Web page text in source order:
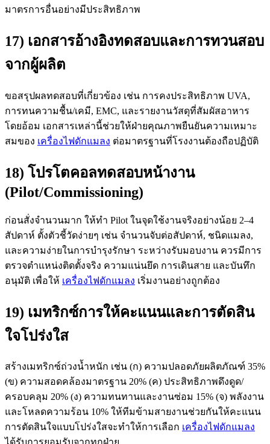
มาตรการอื่นอย่างมีประสิทธิภาพ
17) เอกสารอ้างอิงทดสอบและการทวนสอบ
จากผู้ผลิต
ขอสรุปผลทดสอบที่เกี่ยวข้อง เช่น การคงประสิทธิภาพ UVA,
การทนความชื้น/เคมี, EMC, และรายงานวัสดุที่สัมผัสอาหาร
โดยอ้อม เอกสารเหล่านี้ช่วยให้ฝ่ายคุณภาพยืนยันความเหมาะ
สมของ เครื่องไฟดักแมลง ต่อมาตรฐานที่โรงงานต้องถือปฏิบัติ
18) โปรโตคอลทดสอบหน้างาน
(Pilot/Commissioning)
ก่อนสั่งจำนวนมาก ให้ทำ Pilot ในจุดใช้งานจริงอย่างน้อย 2–4
สัปดาห์ ตั้งตัวชี้วัดง่ายๆ เช่น จำนวนจับต่อสัปดาห์, ชนิดแมลง,
และความง่ายในการบำรุงรักษา ระหว่างรับมอบงาน ควรมีการ
ตรวจตำแหน่งติดตั้งจริง ความแน่นยึด การเดินสาย และบันทึก
อนุมัติ เพื่อให้ เครื่องไฟดักแมลง เริ่มงานอย่างถูกต้อง
19) เมทริกซ์การให้คะแนนและการตัดสิน
ใจโปร่งใส
สร้างเมทริกซ์ถ่วงน้ำหนัก เช่น (ก) ความปลอดภัยผลิตภัณฑ์ 35%
(ข) ความสอดคล้องมาตรฐาน 20% (ค) ประสิทธิภาพดึงดูด/
ครอบคลุม 20% (ง) ความทนทานและงานซ่อม 15% (จ) พลังงาน
และโหลดความร้อน 10% ให้ทีมข้ามสายงานช่วยกันให้คะแนน
การตัดสินใจแบบโปร่งใสจะทำให้การเลือก เครื่องไฟดักแมลง